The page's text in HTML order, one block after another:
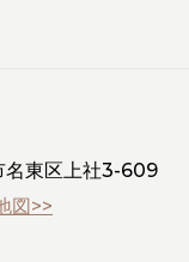
東区上社3-609
図>>